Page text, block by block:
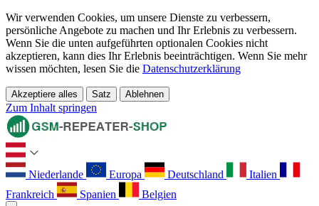
Wir verwenden Cookies, um unsere Dienste zu verbessern,
persönliche Angebote zu machen und Ihr Erlebnis zu verbessern.
Wenn Sie die unten aufgeführten optionalen Cookies nicht
akzeptieren, kann dies Ihr Erlebnis beeinträchtigen. Wenn Sie mehr
wissen möchten, lesen Sie die Datenschutzerklärung
Akzeptiere alles Satz Ablehnen
Zum Inhalt springen
Niederlande Europa Deutschland
Italien
Frankreich
Spanien Belgien